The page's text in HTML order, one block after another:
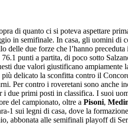
di quanto ci si poteva aspettare
in semifinale. In casa, gli uomini di
delle due forze che l’hanno
punti a partita, di poco sotto
due valori giustificano ampiamente
delicato la sconfitta contro il
Per contro i roveretani sono anche
due primi posti in classifica. I suoi
del campionato, oltre a Pisoni,
1 sui legni di casa, dove la
abbonata alle semifinali playoff di